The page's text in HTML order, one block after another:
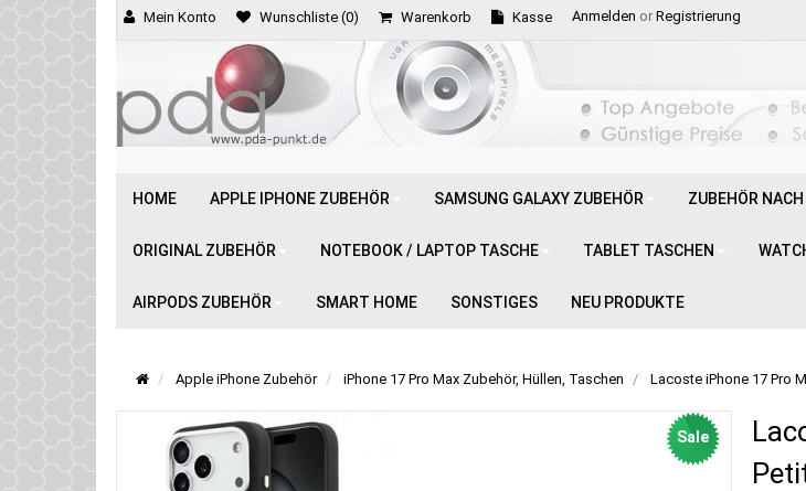
Mein Konto Wunschliste (0) Warenkorb Kasse Anmelden or Registrierung
HOME APPLE IPHONE ZUBEHÖR SAMSUNG GALAXY ZUBEHÖR ZUBEHÖR
ORIGINAL ZUBEHÖR NOTEBOOK / LAPTOP TASCHE TABLET TASCHEN
AIRPODS ZUBEHÖR SMART HOME SONSTIGES NEU PRODUKTE
Apple iPhone Zubehör iPhone 17 Pro Max Zubehör, Hüllen, Taschen Lacoste iPhone 17 Pro
Sale